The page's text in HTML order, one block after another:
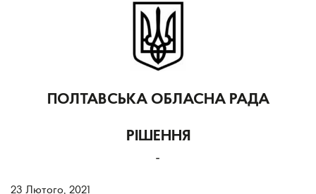
ПОЛТАВСЬКА ОБЛАСНА РАДА
РІШЕННЯ
-
23 Лютого, 2021